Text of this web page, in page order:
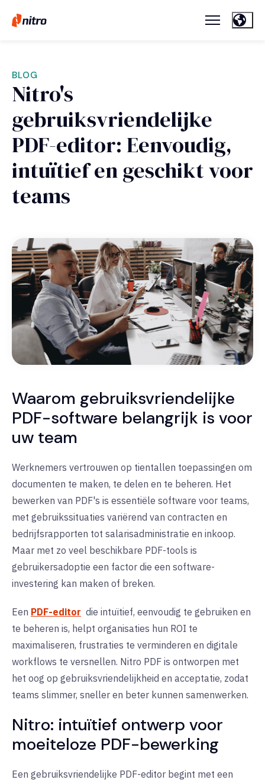
BLOG
Nitro's
gebruiksvriendelijke
PDF-editor: Eenvoudig,
intuïtief en geschikt voor
teams
Waarom gebruiksvriendelijke
PDF-software belangrijk is voor
uw team
Werknemers vertrouwen op tientallen toepassingen om
documenten te maken, te delen en te beheren. Het
bewerken van PDF's is essentiële software voor teams,
met gebruikssituaties variërend van contracten en
bedrijfsrapporten tot salarisadministratie en inkoop.
Maar met zo veel beschikbare PDF-tools is
gebruikersadoptie een factor die een software-
investering kan maken of breken.
Een PDF-editor die intuïtief, eenvoudig te gebruiken en
te beheren is, helpt organisaties hun ROI te
maximaliseren, frustraties te verminderen en digitale
workflows te versnellen. Nitro PDF is ontworpen met
het oog op gebruiksvriendelijkheid en acceptatie, zodat
teams slimmer, sneller en beter kunnen samenwerken.
Nitro: intuïtief ontwerp voor
moeiteloze PDF-bewerking
Een gebruiksvriendelijke PDF-editor begint met een